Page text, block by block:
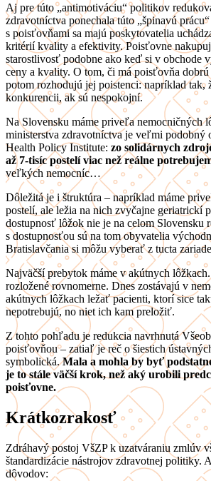
Aj pre túto „antimotiváciu“ politikov
zdravotníctva ponechala túto „špinavú
s poisťovňami sa majú poskytovatelia
kritérií kvality a efektivity. Poisťovne
starostlivosť podobne ako keď si v obchode
ceny a kvality. O tom, či má poisťovňa
potom rozhodujú jej poistenci: napríklad tak,
konkurencii, ak sú nespokojní.
Na Slovensku máme priveľa nemocničných
ministerstva zdravotníctva je veľmi podobný
Health Policy Institute: zo solidárnych
až 7-tisíc postelí viac než reálne
veľkých nemocníc…
Dôležitá je i štruktúra – napríklad máme
postelí, ale ležia na nich zvyčajne geriatrickí
dostupnosť lôžok nie je na celom Slovensku
s dostupnosťou sú na tom obyvatelia
Bratislavčania si môžu vyberať z tucta
Najväčší prebytok máme v akútnych
rozložené rovnomerne. Dnes zostávajú v
akútnych lôžkach ležať pacienti, ktorí sice
nepotrebujú, no niet ich kam preložiť.
Z tohto pohľadu je redukcia navrhnutá
poisťovňou – zatiaľ je reč o šiestich
symbolická.Mala a mohla by byť
je to stále väčší krok, než aký urobili
poisťovne.
Krátkozrakosť
Zdráhavý postoj VšZP k uzatváraniu zmlúv
štandardizácie nástrojov zdravotnej politiky.
dôvodov: